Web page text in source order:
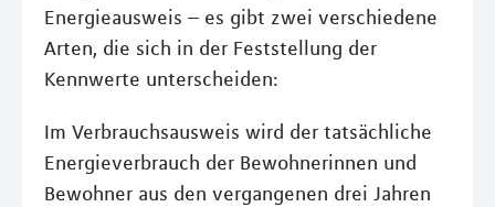
Energieausweis – es gibt zwei verschiedene
Arten, die sich in der Feststellung der
Kennwerte unterscheiden:
Im Verbrauchsausweis wird der tatsächliche
Energieverbrauch der Bewohnerinnen und
Bewohner aus den vergangenen drei Jahren